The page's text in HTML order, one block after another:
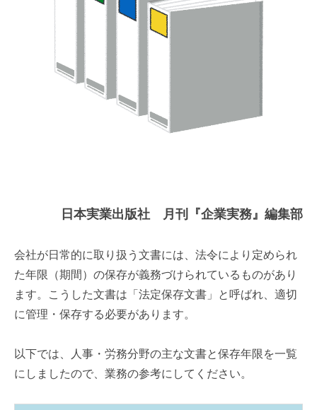
プライバシーポリシー
日本実業出版社 月刊『企業実務』編集部
会社が日常的に取り扱う文書には、法令により定められ
た年限（期間）の保存が義務づけられているものがあり
ます。こうした文書は「法定保存文書」と呼ばれ、適切
に管理・保存する必要があります。
以下では、人事・労務分野の主な文書と保存年限を一覧
にしましたので、業務の参考にしてください。